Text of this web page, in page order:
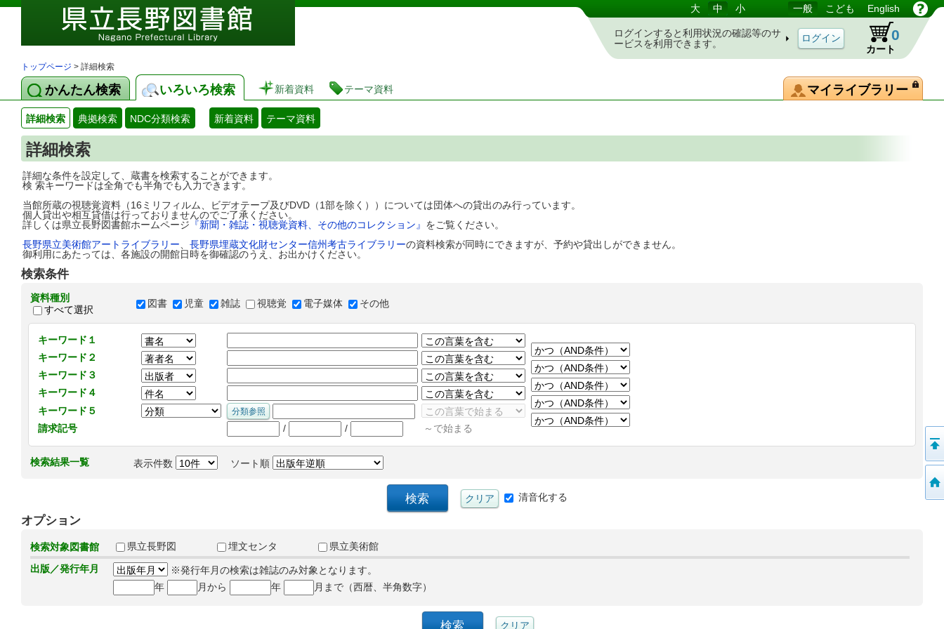
図書館 蔵書検索・予約システム 大 中 小 一般 こども English
ログインすると利用状況の確認等のサ
ービスを利用できます。
カート
0
トップページ > 詳細検索
かんたん検索 いろいろ検索 新着資料 テーマ資料 マイライブラリー
詳細検索 典拠検索 NDC分類検索 新着資料 テーマ資料
詳細検索
詳細な条件を設定して、蔵書を検索することができます。
検 索キーワードは全角でも半角でも入力できます。
当館所蔵の視聴覚資料（16ミリフィルム、ビデオテープ及びDVD（1部を除く））については団体への貸出のみ行っています。
個人貸出や相互貸借は行っておりませんのでご了承ください。
詳しくは県立長野図書館ホームページ 『新聞・雑誌・視聴覚資料、その他のコレクション』 をご覧ください。
長野県立美術館アートライブラリー
長野県埋蔵文化財センター信州考古ライブラリーの資料検索が同時にできますが、予約や貸出しができません。
御利用にあたっては、各施設の開館日時を御確認のうえ、お出かけください。
検索条件
資料種別
すべて選択
図書 児童 雑誌 視聴覚 電子媒体 その他
キーワード１
キーワード２
キーワード３
キーワード４
キーワード５
請求記号
/ / ～で始まる
検索結果一覧 表示件数 ソート順
清音化する
オプション
検索対象図書館 県立長野図 埋文センタ
県立美術館
出版／発行年月
※発行年月の検索は雑誌のみ対象となります。
年
月から 年 月まで（西暦、半角数字）